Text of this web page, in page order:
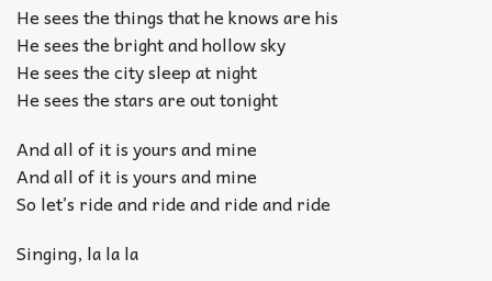
He sees the things that he knows are his
He sees the bright and hollow sky
He sees the city sleep at night
He sees the stars are out tonight
And all of it is yours and mine
And all of it is yours and mine
So let’s ride and ride and ride and ride
Singing, la la la